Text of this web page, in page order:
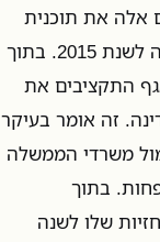
אלה את תוכנית
הפעולה של אגף התקציבים לתקציב המדינה לשנת 2015. בתוך
התקציבים את
זה אומר בעיקר
משרדי הממשלה
בתוך
שלו לשנה